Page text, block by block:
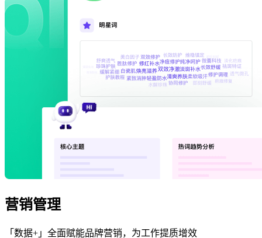
营销管理
「数据+」全面赋能品牌营销，为工作提质增效